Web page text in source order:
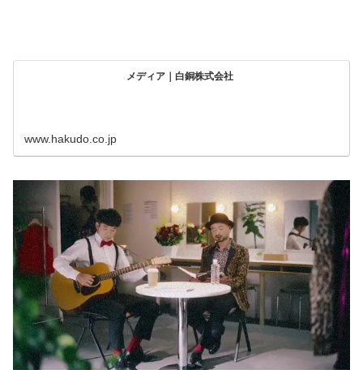
メディア｜白銅株式会社
www.hakudo.co.jp